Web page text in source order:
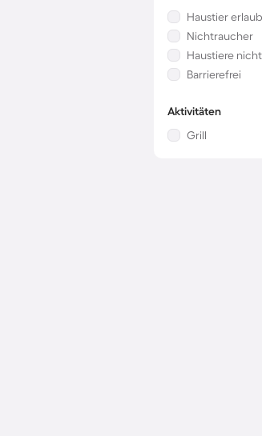
Haustier
Nichtraucher
Haustiere
Barrierefrei
Aktivitäten
Grill